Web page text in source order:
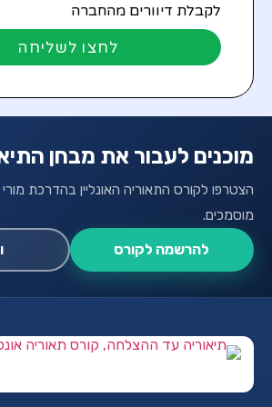
לקבלת דיוורים מהחברה
לחצו לשליחה
מוכנים לעבור את מבחן
הצטרפו לקורס התאוריה האונליין בהדרכת מורי
מוסמכים.
להרשמה לקורס